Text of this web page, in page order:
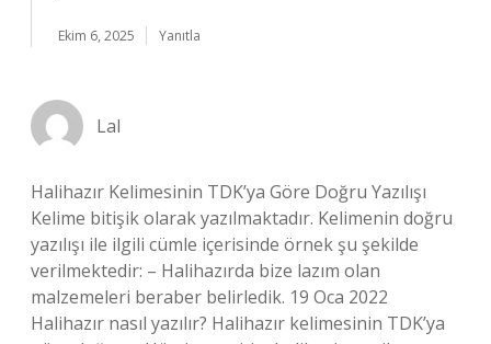
Ekim 6, 2025 Yanıtla
Lal
Halihazır Kelimesinin TDK’ya Göre Doğru Yazılışı
Kelime bitişik olarak yazılmaktadır. Kelimenin doğru
yazılışı ile ilgili cümle içerisinde örnek şu şekilde
verilmektedir: – Halihazırda bize lazım olan
malzemeleri beraber belirledik. 19 Oca 2022
Halihazır nasıl yazılır? Halihazır kelimesinin TDK’ya